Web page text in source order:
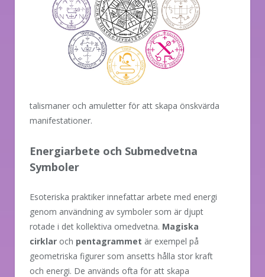
talismaner och amuletter för att skapa önskvärda
manifestationer.
Energiarbete och Submedvetna
Symboler
Esoteriska praktiker innefattar arbete med energi
genom användning av symboler som är djupt
rotade i det kollektiva omedvetna. Magiska
cirklar och pentagrammet är exempel på
geometriska figurer som ansetts hålla stor kraft
och energi. De används ofta för att skapa